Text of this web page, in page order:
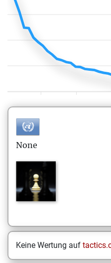
None
Keine Wertung auf